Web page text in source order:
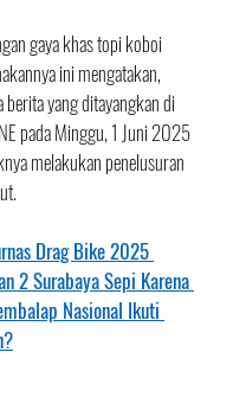
gaya khas topi koboi
ini mengatakan,
berita yang ditayangkan di
pada Minggu, 1 Juni 2025
melakukan penelusuran
Drag Bike 2025
2 Surabaya Sepi Karena
Nasional Ikuti